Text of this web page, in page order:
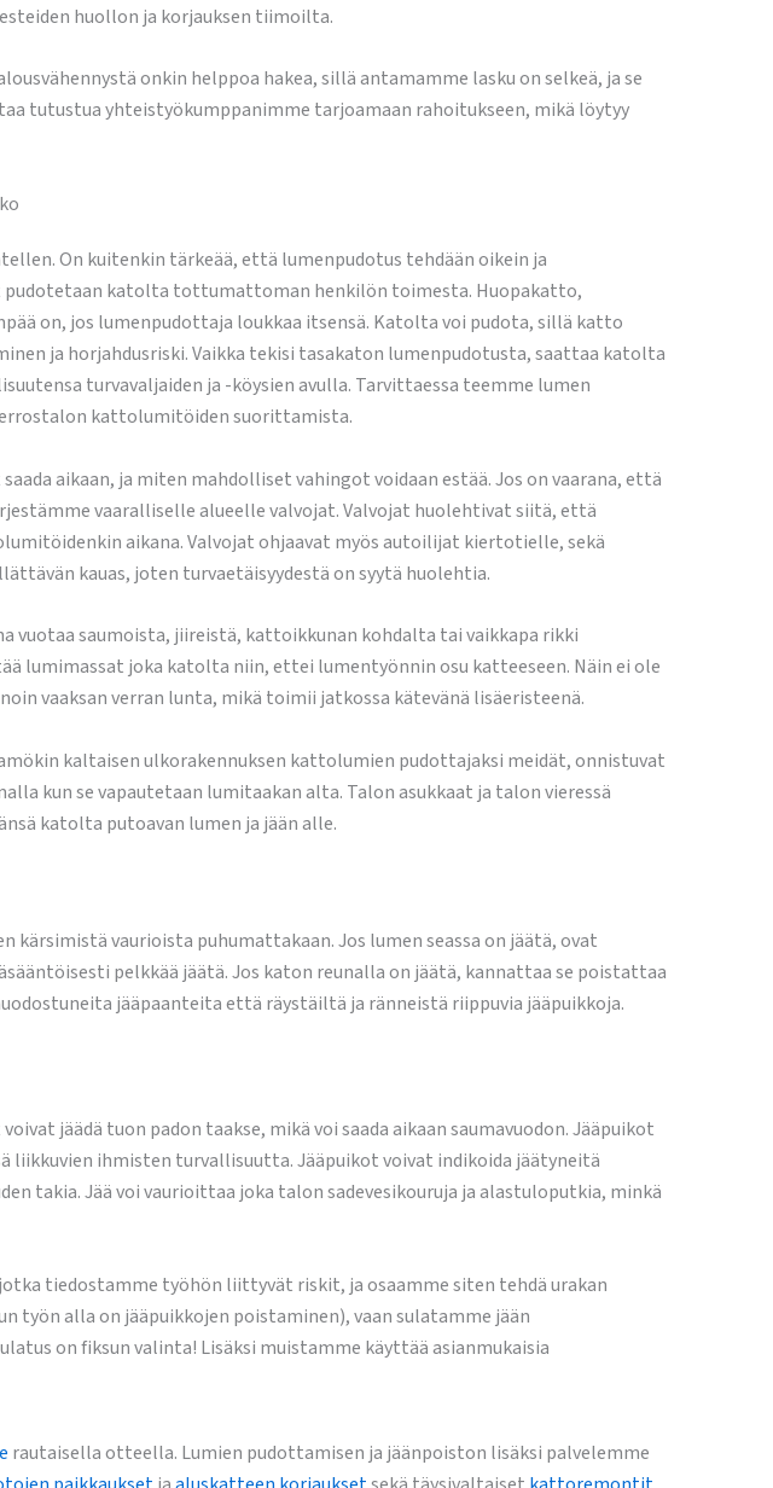
huollon ja korjauksen tiimoilta.
onkin helppoa hakea, sillä antamamme lasku on selkeä, ja se
tutustua yhteistyökumppanimme tarjoamaan rahoitukseen, mikä löytyy
On kuitenkin tärkeää, että lumenpudotus tehdään oikein ja
katolta tottumattoman henkilön toimesta. Huopakatto,
on, jos lumenpudottaja loukkaa itsensä. Katolta voi pudota, sillä katto
ja horjahdusriski. Vaikka tekisi tasakaton lumenpudotusta, saattaa katolta
turvavaljaiden ja -köysien avulla. Tarvittaessa teemme lumen
kattolumitöiden suorittamista.
aikaan, ja miten mahdolliset vahingot voidaan estää. Jos on vaarana, että
vaaralliselle alueelle valvojat. Valvojat huolehtivat siitä, että
aikana. Valvojat ohjaavat myös autoilijat kiertotielle, sekä
kauas, joten turvaetäisyydestä on syytä huolehtia.
vuotaa saumoista, jiireistä, kattoikkunan kohdalta tai vaikkapa rikki
lumimassat joka katolta niin, ettei lumentyönnin osu katteeseen. Näin ei ole
vaaksan verran lunta, mikä toimii jatkossa kätevänä lisäeristeenä.
kaltaisen ulkorakennuksen kattolumien pudottajaksi meidät, onnistuvat
kun se vapautetaan lumitaakan alta. Talon asukkaat ja talon vieressä
katolta putoavan lumen ja jään alle.
vaurioista puhumattakaan. Jos lumen seassa on jäätä, ovat
pelkkää jäätä. Jos katon reunalla on jäätä, kannattaa se poistattaa
jääpaanteita että räystäiltä ja ränneistä riippuvia jääpuikkoja.
jäädä tuon padon taakse, mikä voi saada aikaan saumavuodon. Jääpuikot
liikkuvien ihmisten turvallisuutta. Jääpuikot voivat indikoida jäätyneitä
takia. Jää voi vaurioittaa joka talon sadevesikouruja ja alastuloputkia, minkä
tiedostamme työhön liittyvät riskit, ja osaamme siten tehdä urakan
työn alla on jääpuikkojen poistaminen), vaan sulatamme jään
on fiksun valinta! Lisäksi muistamme käyttää asianmukaisia
rautaisella otteella. Lumien pudottamisen ja jäänpoiston lisäksi palvelemme